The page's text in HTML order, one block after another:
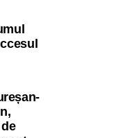
prezentat steagurile
de grup.
colaborarea. Am
și de a transforma
noastre”.